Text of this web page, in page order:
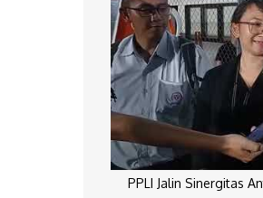
PPLI Jalin Sinergitas